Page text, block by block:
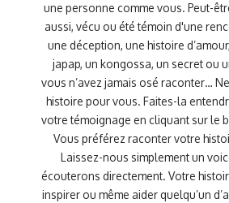
une personne comme vous. Peut-
aussi, vécu ou été témoin d'une
une déception, une histoire
japap, un kongossa, un secret ou
vous n’avez jamais osé raconter…
histoire pour vous. Faites-la
votre témoignage en cliquant sur le
Vous préférez raconter votre
Laissez-nous simplement un
écouterons directement. Votre
inspirer ou même aider quelqu’un